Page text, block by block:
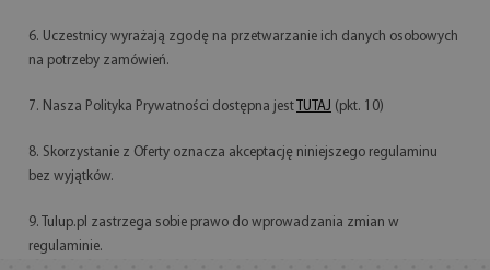
6. Uczestnicy wyrażają zgodę na przetwarzanie ich danych osobowych
na potrzeby zamówień.
7. Nasza Polityka Prywatności dostępna jest TUTAJ (pkt. 10)
8. Skorzystanie z Oferty oznacza akceptację niniejszego regulaminu
bez wyjątków.
9. Tulup.pl zastrzega sobie prawo do wprowadzania zmian w
regulaminie.